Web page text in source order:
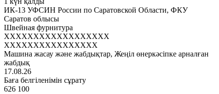
ИК-13 УФСИН России по Саратовской Области, ФКУ
Саратов облысы
Швейная фурнитура
XXXXXXXXXXXXXXXXXX
XXXXXXXXXXXXXXXX
Машина жасау және жабдықтар, Жеңіл өнеркәсіпке арналған
жабдық
17.08.26
Баға белгіленімін сұрату
626 100